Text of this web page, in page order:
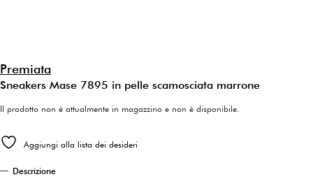
Premiata
Sneakers Mase 7895 in pelle scamosciata marrone
Il prodotto non è attualmente in magazzino e non è disponibile.
Aggiungi alla lista dei desideri
Descrizione